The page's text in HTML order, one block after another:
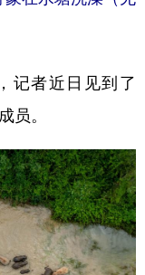
者近日见到了
员。